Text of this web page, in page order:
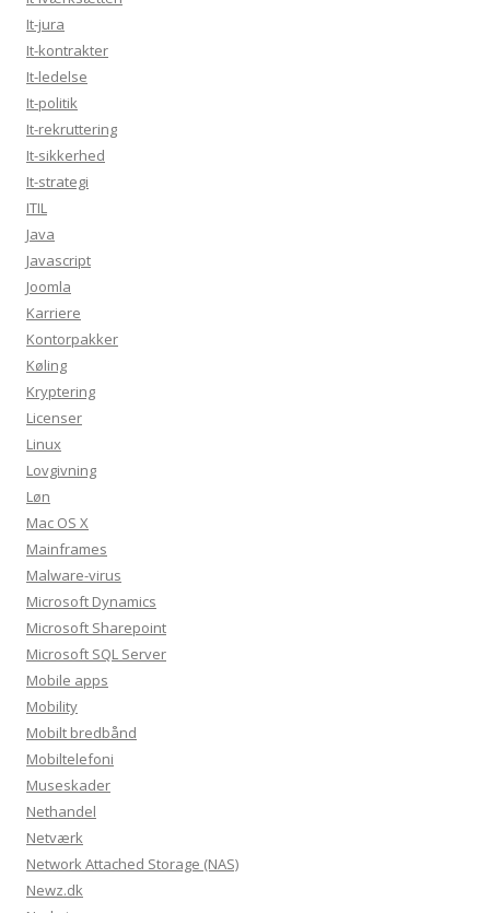
It-jura
It-kontrakter
It-ledelse
It-politik
It-rekruttering
It-sikkerhed
It-strategi
ITIL
Java
Javascript
Joomla
Karriere
Kontorpakker
Køling
Kryptering
Licenser
Linux
Lovgivning
Løn
Mac OS X
Mainframes
Malware-virus
Microsoft Dynamics
Microsoft Sharepoint
Microsoft SQL Server
Mobile apps
Mobility
Mobilt bredbånd
Mobiltelefoni
Museskader
Nethandel
Netværk
Network Attached Storage (NAS)
Newz.dk